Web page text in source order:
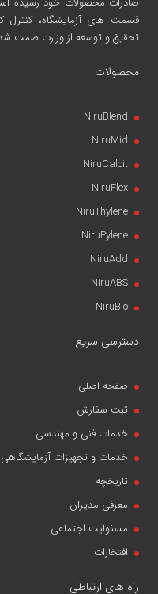
قسمت های آزمایشگاه، کنترل
تحقیق و توسعه از وزارت صمت
محصولات
NiruBlend
NiruMid
NiruCalcit
NiruFlex
NiruThylene
NiruPylene
NiruAdd
NiruABS
NiruBio
دسترسی سریع
صفحه اصلی
ثبت سفارش
خدمات فنی و مهندسی
خدمات و تجهیزات آزمایشگاهی
تاریخچه
معرفی مدیران
مسئولیت اجتماعی
افتخارات
راه های ارتباطی